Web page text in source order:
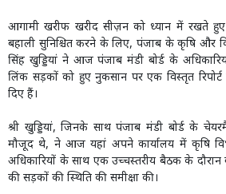
आगामी खरीफ खरीद सीज़न को ध्यान में रखते
बहाली सुनिश्चित करने के लिए, पंजाब के कृषि और
सिंह खुड्डियां ने आज पंजाब मंडी बोर्ड के
लिंक सड़कों को हुए नुकसान पर एक विस्तृत
दिए हैं।
श्री खुड्डियां, जिनके साथ पंजाब मंडी बोर्ड के
मौजूद थे, ने आज यहां अपने कार्यालय में कृषि
अधिकारियों के साथ एक उच्चस्तरीय बैठक के दौरान
की सड़कों की स्थिति की समीक्षा की।